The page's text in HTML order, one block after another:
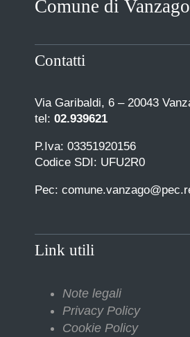
COMUNICAZIONE
Comune di Vanzago
Contatti
Via Garibaldi, 6 – 20043
tel: 02.939621
P.Iva: 03351920156
Codice SDI: UFU2R0
Pec:
Link utili
Note legali
Privacy Policy
Cookie Policy